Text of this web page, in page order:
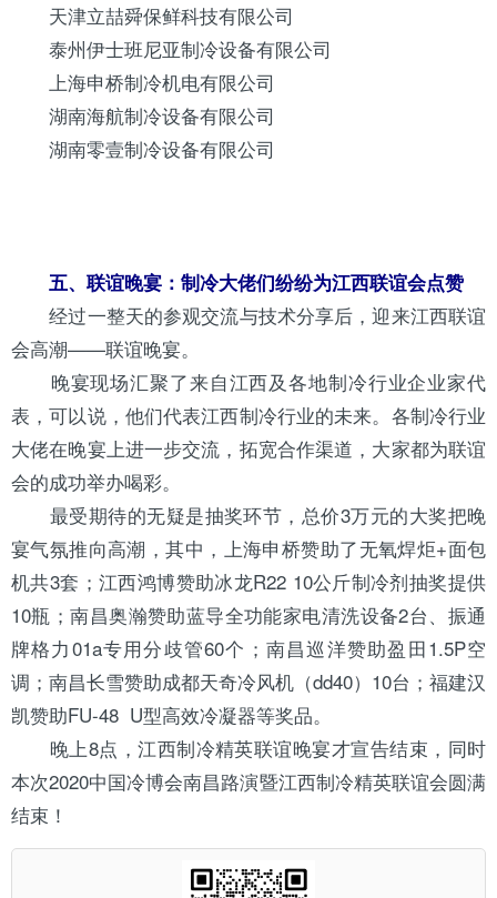
天津立喆舜保鲜科技有限公司
泰州伊士班尼亚制冷设备有限公司
上海申桥制冷机电有限公司
湖南海航制冷设备有限公司
湖南零壹制冷设备有限公司
五、联谊晚宴：制冷大佬们纷纷为江西联谊会点赞
经过一整天的参观交流与技术分享后，迎来江西联谊
会高潮——联谊晚宴。
晚宴现场汇聚了来自江西及各地制冷行业企业家代
表，可以说，他们代表江西制冷行业的未来。各制冷行业
大佬在晚宴上进一步交流，拓宽合作渠道，大家都为联谊
会的成功举办喝彩。
最受期待的无疑是抽奖环节，总价3万元的大奖把晚
宴气氛推向高潮，其中，上海申桥赞助了无氧焊炬+面包
机共3套；江西鸿博赞助冰龙R22 10公斤制冷剂抽奖提供
10瓶；南昌奥瀚赞助蓝导全功能家电清洗设备2台、振通
牌格力01a专用分歧管60个；南昌巡洋赞助盈田1.5P空
调；南昌长雪赞助成都天奇冷风机（dd40）10台；福建汉
凯赞助FU-48 U型高效冷凝器等奖品。
晚上8点，江西制冷精英联谊晚宴才宣告结束，同时
本次2020中国冷博会南昌路演暨江西制冷精英联谊会圆满
结束！